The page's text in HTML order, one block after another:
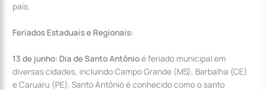
país.
Feriados Estaduais e Regionais:
13 de junho: Dia de Santo Antônioé feriado municipal em
diversas cidades, incluindo Campo Grande (MS), Barbalha (CE)
e Caruaru (PE). Santo Antônio é conhecido como o santo